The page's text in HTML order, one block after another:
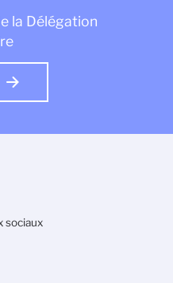
la Délégation
sociaux